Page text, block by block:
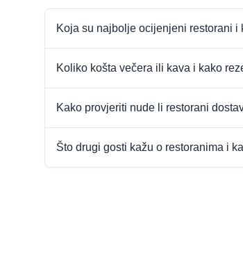
Koja su najbolje ocijenjeni restorani i
Koliko košta večera ili kava i kako
Kako provjeriti nude li restorani
Što drugi gosti kažu o restoranima i